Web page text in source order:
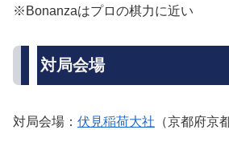
※Bonanzaはプロの棋力に近い
対局会場
対局会場： 伏見稲荷大社 （京都府京